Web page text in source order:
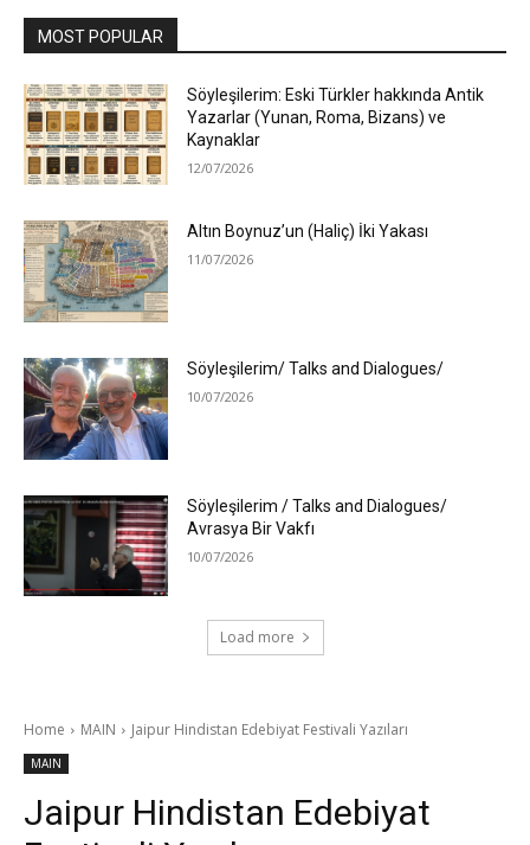
MOST POPULAR
Söyleşilerim: Eski Türkler hakkında Antik
Yazarlar (Yunan, Roma, Bizans) ve
Kaynaklar
12/07/2026
Altın Boynuz’un (Haliç) İki Yakası
11/07/2026
Söyleşilerim/ Talks and Dialogues/
10/07/2026
Söyleşilerim / Talks and Dialogues/
Avrasya Bir Vakfı
10/07/2026
Load more